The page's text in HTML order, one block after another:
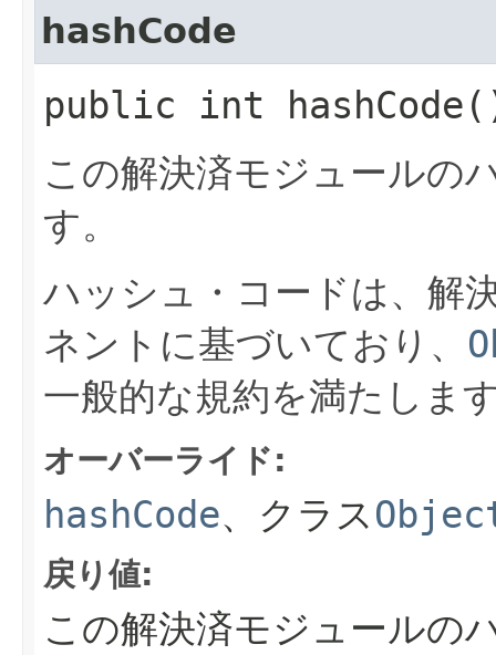
hashCode
public int
この解決済モジュールの
す。
ハッシュ・コードは、解
ネントに基づいており、
一般的な規約を満たしま
オーバーライド:
hashCode、クラス
戻り値:
この解決済モジュールの